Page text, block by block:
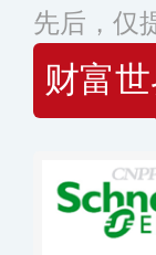
先后，仅
财富